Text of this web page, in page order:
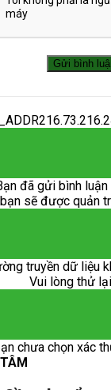
đã gửi bình luận
sẽ được quản
truyền dữ liệu
Vui lòng thử
chưa chọn xác